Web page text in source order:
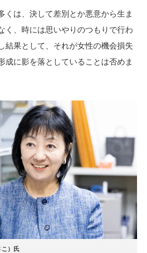
は、決して差別とか悪意から生ま
く、時には思いやりのつもりで行わ
結果として、それが女性の機会損失
成に影を落としていることは否めま
）氏